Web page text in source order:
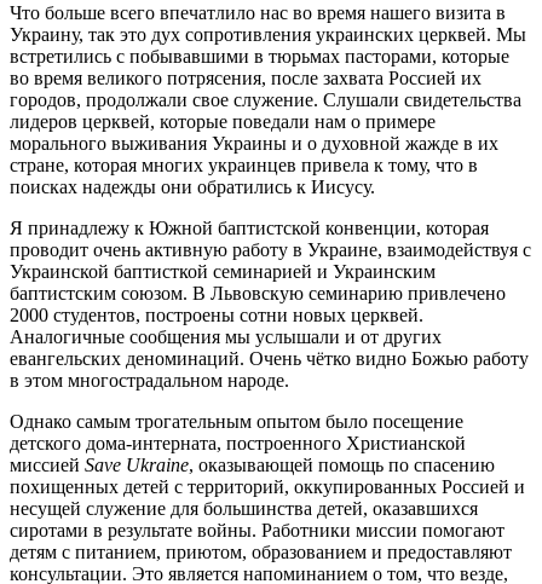
Что больше всего впечатлило нас во время нашего визита в
Украину, так это дух сопротивления украинских церквей. Мы
встретились с побывавшими в тюрьмах пасторами, которые
во время великого потрясения, после захвата Россией их
городов, продолжали свое служение. Слушали свидетельства
лидеров церквей, которые поведали нам о примере
морального выживания Украины и о духовной жажде в их
стране, которая многих украинцев привела к тому, что в
поисках надежды они обратились к Иисусу.
Я принадлежу к Южной баптистской конвенции, которая
проводит очень активную работу в Украине, взаимодействуя с
Украинской баптисткой семинарией и Украинским
баптистским союзом. В Львовскую семинарию привлечено
2000 студентов, построены сотни новых церквей.
Аналогичные сообщения мы услышали и от других
евангельских деноминаций. Очень чётко видно Божью работу
в этом многострадальном народе.
Однако самым трогательным опытом было посещение
детского дома-интерната, построенного Христианской
миссией Save Ukraine, оказывающей помощь по спасению
похищенных детей с территорий, оккупированных Россией и
несущей служение для большинства детей, оказавшихся
сиротами в результате войны. Работники миссии помогают
детям с питанием, приютом, образованием и предоставляют
консультации. Это является напоминанием о том, что везде,